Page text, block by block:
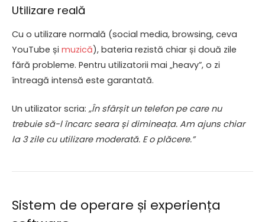
Utilizare reală
Cu o utilizare normală (social media, browsing, ceva
YouTube și muzică), bateria rezistă chiar și două zile
fără probleme. Pentru utilizatorii mai „heavy”, o zi
întreagă intensă este garantată.
Un utilizator scria: „În sfârșit un telefon pe care nu
trebuie să-l încarc seara și dimineața. Am ajuns chiar
la 3 zile cu utilizare moderată. E o plăcere.”
Sistem de operare și experiența